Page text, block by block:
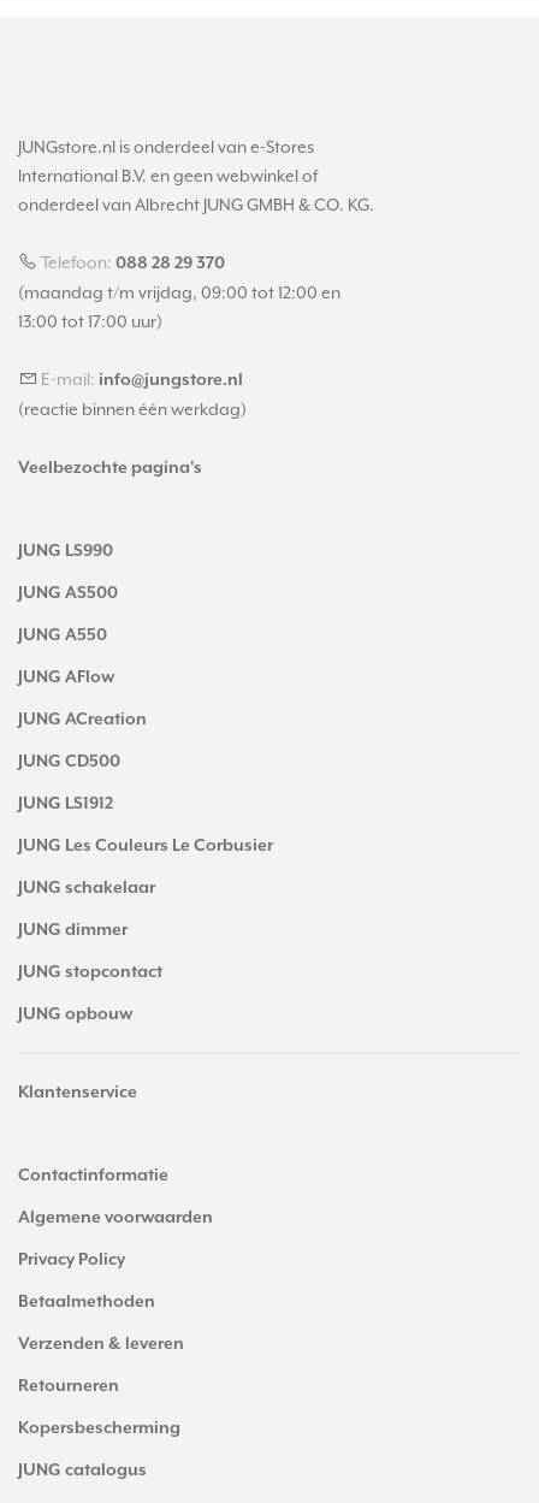
JUNGstore.nl is onderdeel van e-Stores
International B.V. en geen webwinkel of
onderdeel van Albrecht JUNG GMBH & CO. KG.
Telefoon: 088 28 29 370
(maandag t/m vrijdag, 09:00 tot 12:00 en
13:00 tot 17:00 uur)
E-mail: info@jungstore.nl
(reactie binnen één werkdag)
Veelbezochte pagina's
JUNG LS990
JUNG AS500
JUNG A550
JUNG AFlow
JUNG ACreation
JUNG CD500
JUNG LS1912
JUNG Les Couleurs Le Corbusier
JUNG schakelaar
JUNG dimmer
JUNG stopcontact
JUNG opbouw
Klantenservice
Contactinformatie
Algemene voorwaarden
Privacy Policy
Betaalmethoden
Verzenden & leveren
Retourneren
Kopersbescherming
JUNG catalogus